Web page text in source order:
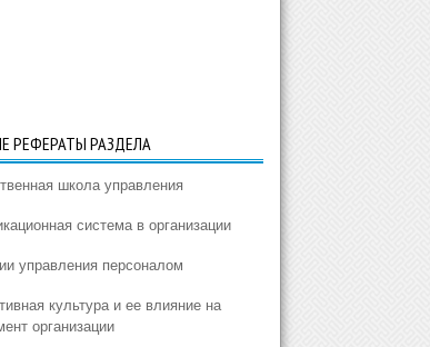
РЕФЕРАТЫ РАЗДЕЛА
школа управления
система в организации
управления персоналом
культура и ее влияние на
организации